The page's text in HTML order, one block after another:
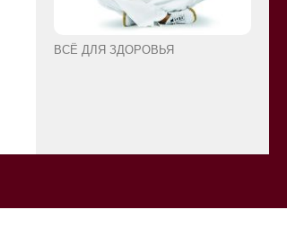
ВСЁ ДЛЯ ЗДОРОВЬЯ